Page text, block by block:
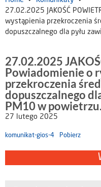
27.02.2025 JAKOŚĆ
wystąpienia przekroczenia
dopuszczalnego dla pyłu
27.02.2025
Powiadomienie o
przekroczenia
dopuszczalnego
PM10 w powietrzu.
27 lutego 2025
komunikat-gios-4 Pobierz